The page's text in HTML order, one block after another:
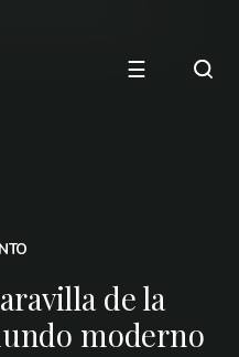
☰
de la
moderno